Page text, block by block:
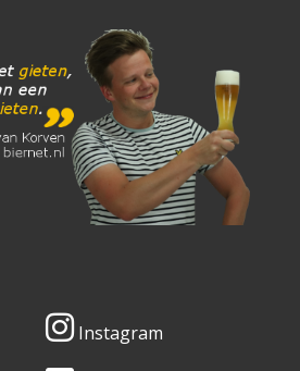
Instagram